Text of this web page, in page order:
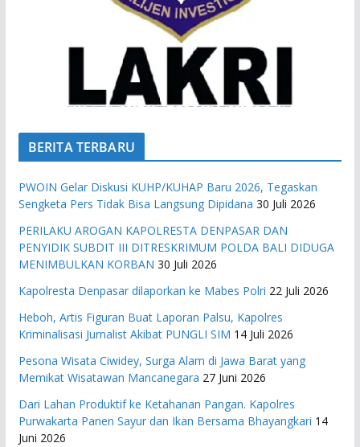
BERITA TERBARU
PWOIN Gelar Diskusi KUHP/KUHAP Baru 2026, Tegaskan
Sengketa Pers Tidak Bisa Langsung Dipidana 30 Juli 2026
PERILAKU AROGAN KAPOLRESTA DENPASAR DAN
PENYIDIK SUBDIT III DITRESKRIMUM POLDA BALI DIDUGA
MENIMBULKAN KORBAN 30 Juli 2026
Kapolresta Denpasar dilaporkan ke Mabes Polri 22 Juli 2026
Heboh, Artis Figuran Buat Laporan Palsu, Kapolres
Kriminalisasi Jurnalist Akibat PUNGLI SIM 14 Juli 2026
Pesona Wisata Ciwidey, Surga Alam di Jawa Barat yang
Memikat Wisatawan Mancanegara 27 Juni 2026
Dari Lahan Produktif ke Ketahanan Pangan. Kapolres
Purwakarta Panen Sayur dan Ikan Bersama Bhayangkari 14
Juni 2026